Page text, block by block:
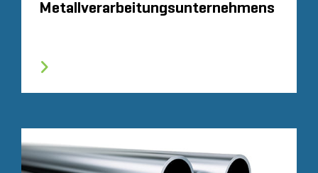
Metallverarbeitungsunternehmens